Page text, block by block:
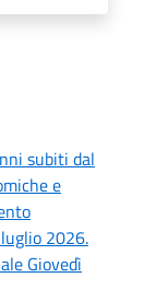
subiti dal
e
2026.
Giovedì